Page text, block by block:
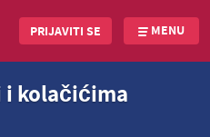
PRIJAVITI SE MENU
i kolačićima